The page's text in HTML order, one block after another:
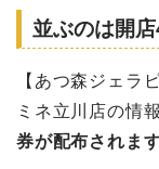
並ぶのは開
【あつ森ジェラ
ミネ立川店の情
券が配布されます